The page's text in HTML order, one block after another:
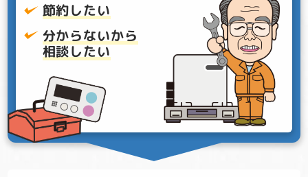
節約したい
分からないから
相談したい